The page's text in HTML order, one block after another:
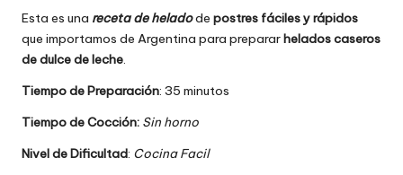
Esta es una receta de heladode postres fáciles y rápidos
que importamos de Argentina para prepararhelados caseros
de dulce de leche.
Tiempo de Preparación: 35 minutos
Tiempo de Cocción: Sin horno
Nivel de Dificultad: Cocina Facil